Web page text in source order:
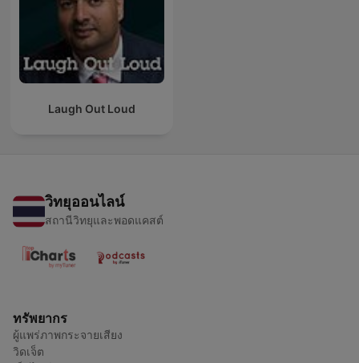
Laugh Out Loud
วิทยุออนไลน์
สถานีวิทยุและพอดแคสต์
ทรัพยากร
ผู้แพร่ภาพกระจายเสียง
วิดเจ็ต